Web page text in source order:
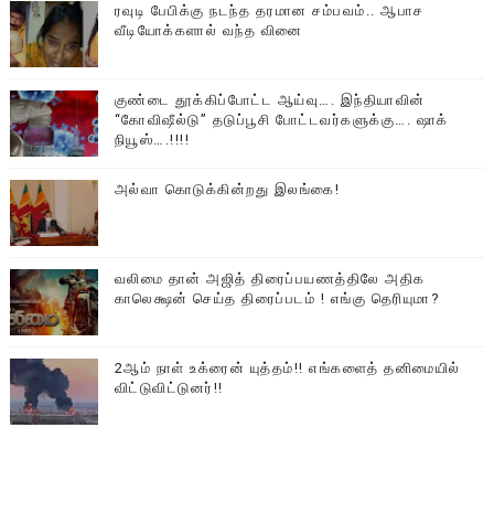
ரவுடி பேபிக்கு நடந்த தரமான சம்பவம்.. ஆபாச
வீடியோக்களால் வந்த வினை
குண்டை தூக்கிப்போட்ட ஆய்வு…. இந்தியாவின்
“கோவிஷீல்டு” தடுப்பூசி போட்டவர்களுக்கு…. ஷாக்
நியூஸ்….!!!!
அல்வா கொடுக்கின்றது இலங்கை!
வலிமை தான் அஜித் திரைப்பயணத்திலே அதிக
காலெக்ஷன் செய்த திரைப்படம் ! எங்கு தெரியுமா?
2ஆம் நாள் உக்ரைன் யுத்தம்!! எங்களைத் தனிமையில்
விட்டுவிட்டுனர்!!